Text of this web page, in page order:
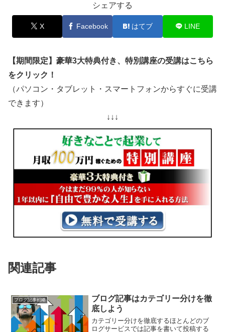
シェアする
X Facebook はてブ LINE
【期間限定】豪華3大特典付き、特別講座の受講はこちら
をクリック！
（パソコン・タブレット・スマートフォンからすぐに受講
できます）
↓↓↓
関連記事
ブログ記事戦略
ブログ記事はカテゴリー分けを徹
底しよう
カテゴリー分けを徹底するほとんどのブ
ログサービスでは記事を書いて投稿する